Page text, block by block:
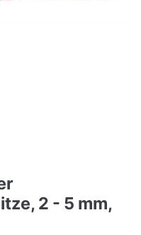
2 - 5 mm,